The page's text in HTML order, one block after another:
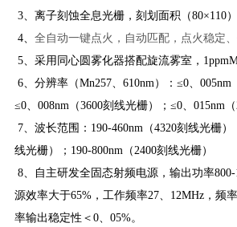
3、离子刻蚀全息光栅，刻划面积（80×110）
4、 全自动一键点火，自动匹配，点火稳定、
5、采用同心圆雾化器搭配旋流雾室，
6、分辨率（Mn257、610nm）：≤0、005nm
≤0、008nm（3600刻线光栅）；≤0、015nm（
7、波长范围：190-460nm（4320刻线光栅）
线光栅）；190-800nm（2400刻线光栅）
8、自主研发全固态射频电源，输出功率
源效率大于65%，工作频率27、12MHz，频
率输出稳定性＜0、05%。